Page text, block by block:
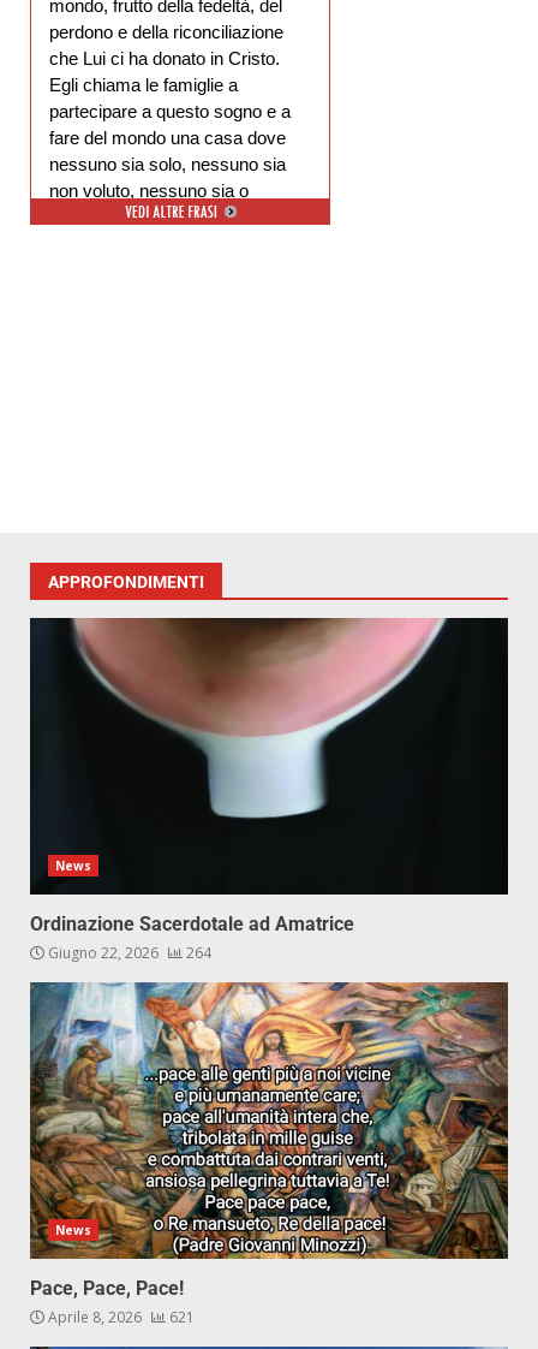
mondo, frutto della fedeltà, del
perdono e della riconciliazione
che Lui ci ha donato in Cristo.
Egli chiama le famiglie a
partecipare a questo sogno e a
fare del mondo una casa dove
nessuno sia solo, nessuno sia
non voluto, nessuno sia o
APPROFONDIMENTI
News
Ordinazione Sacerdotale ad Amatrice
Giugno 22, 2026 264
News
Pace, Pace, Pace!
Aprile 8, 2026 621